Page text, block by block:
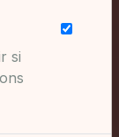
la
si